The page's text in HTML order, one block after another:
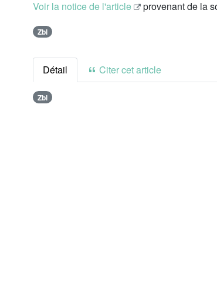
Voir la notice de l'article provenant de la
Zbl
Détail Citer cet article
Zbl